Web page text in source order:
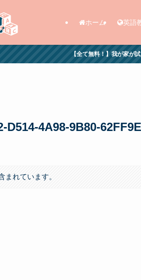
ホーム 英語
【全て無料！】我が家が
D514-4A98-9B80-
まれています。